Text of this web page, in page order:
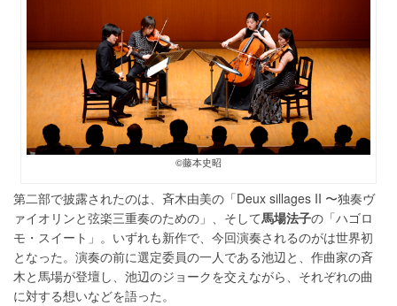
©藤本史昭
第二部で披露されたのは、斉木由美の「Deux sillages II 〜独奏ヴ
ァイオリンと弦楽三重奏のための」、そして馬場法子の「ハゴロ
モ・スイート」。いずれも新作で、今回演奏されるのがは世界初
となった。演奏の前に選定委員の一人である池辺と、作曲家の斉
木と馬場が登壇し、池辺のジョークを交えながら、それぞれの曲
に対する想いなどを語った。